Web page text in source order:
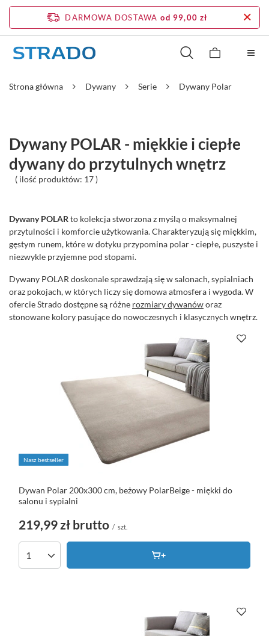
DARMOWA DOSTAWA od 99,00 zł
Strona główna Dywany Serie Dywany Polar
Dywany POLAR - miękkie i ciepłe
dywany do przytulnych wnętrz
( ilość produktów: 17)
Dywany POLARto kolekcja stworzona z myślą o maksymalnej
przytulności i komforcie użytkowania. Charakteryzują się miękkim,
gęstym runem, które w dotyku przypomina polar - ciepłe, puszyste i
niezwykle przyjemne pod stopami.
Dywany POLAR doskonale sprawdzają się w salonach, sypialniach
oraz pokojach, w których liczy się domowa atmosfera i wygoda. W
ofercie Strado dostępne są różne rozmiary dywanóworaz
stonowane kolory pasujące do nowoczesnych i klasycznych wnętrz.
Nasz bestseller
Dywan Polar 200x300 cm, beżowy PolarBeige - miękki do
salonu i sypialni
219,99 zł brutto / szt.